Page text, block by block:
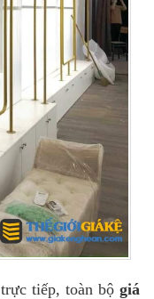
tiếp, toàn bộ giá